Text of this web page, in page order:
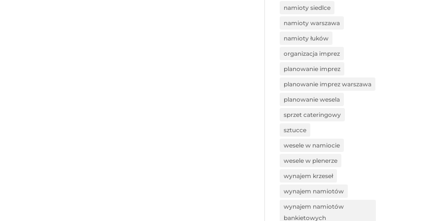
namioty siedlce
namioty warszawa
namioty łuków
organizacja imprez
planowanie imprez
planowanie imprez warszawa
planowanie wesela
sprzet cateringowy
sztucce
wesele w namiocie
wesele w plenerze
wynajem krzeseł
wynajem namiotów
wynajem namiotów
bankietowych